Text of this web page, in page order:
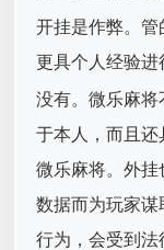
开挂是作弊。
更具个人经验进
没有。微乐麻
于本人，而且
微乐麻将。外
数据而为玩家
行为，会受到法